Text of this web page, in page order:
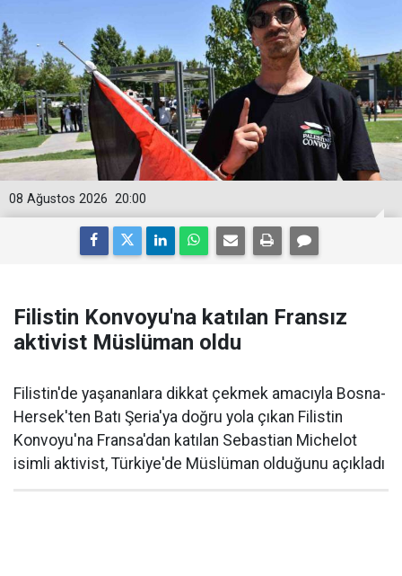
20:00
08 Ağustos 2026
Filistin Konvoyu'na katılan Fransız
aktivist Müslüman oldu
Filistin'de yaşananlara dikkat çekmek amacıyla Bosna-
Hersek'ten Batı Şeria'ya doğru yola çıkan Filistin
Konvoyu'na Fransa'dan katılan Sebastian Michelot
isimli aktivist, Türkiye'de Müslüman olduğunu açıkladı